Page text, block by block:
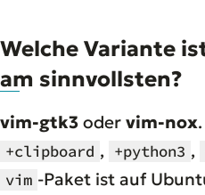
Welche Variante
am sinnvollsten?
vim-gtk3 oder vim-nox
+clipboard , +python3 ,
vim -Paket ist auf